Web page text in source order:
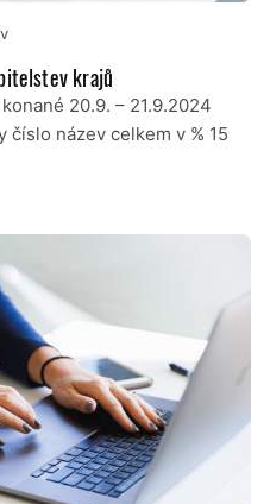
krajů
20.9. – 21.9.2024
číslo název celkem v % 15